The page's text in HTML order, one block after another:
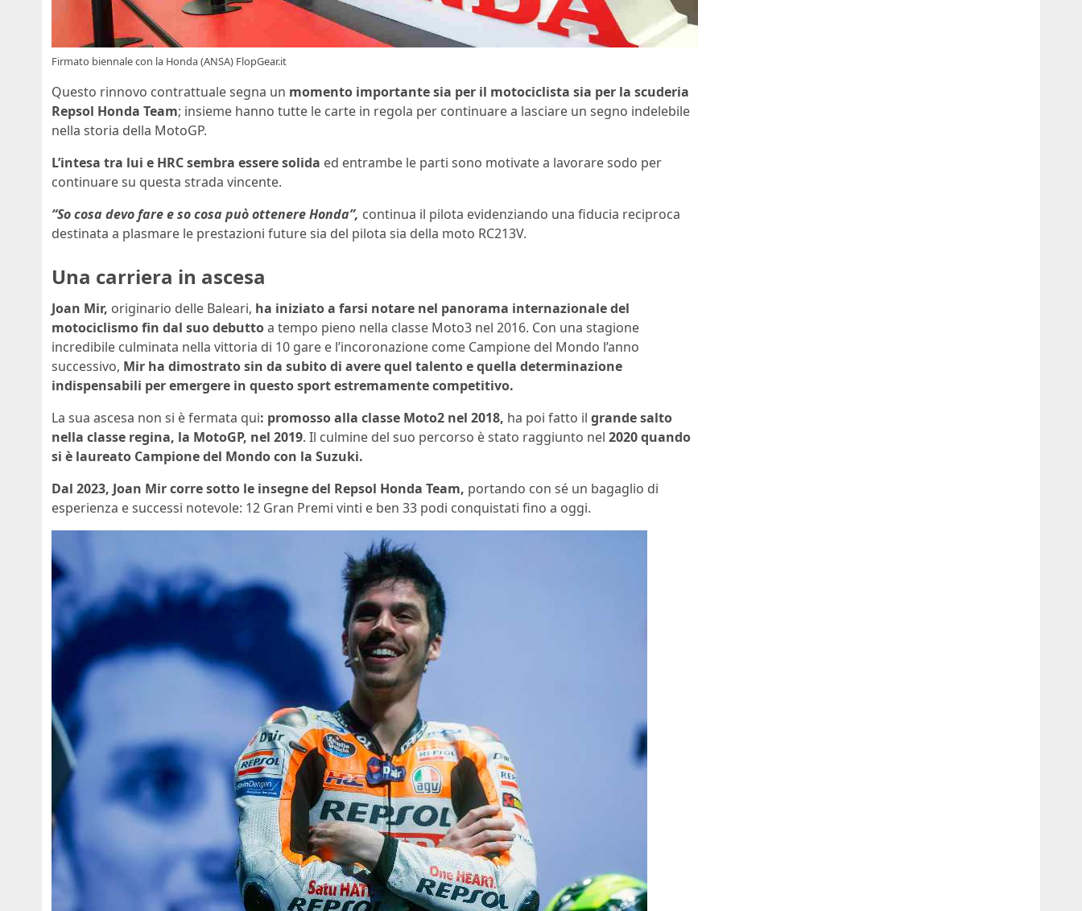
Firmato biennale con la Honda (ANSA) FlopGear.it
Questo rinnovo contrattuale segna un momento importante sia per il motociclista sia per la scuderia
Repsol Honda Team; insieme hanno tutte le carte in regola per continuare a lasciare un segno indelebile
nella storia della MotoGP.
L’intesa tra lui e HRC sembra essere solida ed entrambe le parti sono motivate a lavorare sodo per
continuare su questa strada vincente.
“So cosa devo fare e so cosa può ottenere Honda”, continua il pilota evidenziando una fiducia reciproca
destinata a plasmare le prestazioni future sia del pilota sia della moto RC213V.
Una carriera in ascesa
Joan Mir, originario delle Baleari, ha iniziato a farsi notare nel panorama internazionale del
motociclismo fin dal suo debuttoa tempo pieno nella classe Moto3 nel 2016. Con una stagione
incredibile culminata nella vittoria di 10 gare e l’incoronazione come Campione del Mondo l’anno
successivo, Mir ha dimostrato sin da subito di avere quel talento e quella determinazione
indispensabili per emergere in questo sport estremamente competitivo.
La sua ascesa non si è fermata qui: promosso alla classe Moto2 nel 2018, ha poi fatto il grande salto
nella classe regina, la MotoGP, nel 2019. Il culmine del suo percorso è stato raggiunto nel 2020 quando
si è laureato Campione del Mondo con la Suzuki.
Dal 2023, Joan Mir corre sotto le insegne del Repsol Honda Team, portando con sé un bagaglio di
esperienza e successi notevole: 12 Gran Premi vinti e ben 33 podi conquistati fino a oggi.